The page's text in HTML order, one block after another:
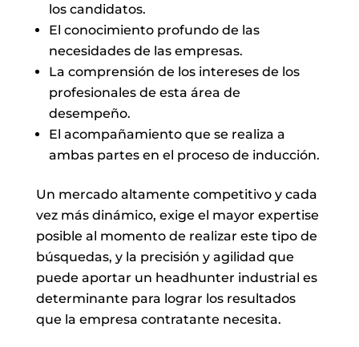
los candidatos.
El conocimiento profundo de las
necesidades de las empresas.
La comprensión de los intereses de los
profesionales de esta área de
desempeño.
El acompañamiento que se realiza a
ambas partes en el proceso de inducción.
Un mercado altamente competitivo y cada
vez más dinámico, exige el mayor expertise
posible al momento de realizar este tipo de
búsquedas, y la precisión y agilidad que
puede aportar un headhunter industrial es
determinante para lograr los resultados
que la empresa contratante necesita.